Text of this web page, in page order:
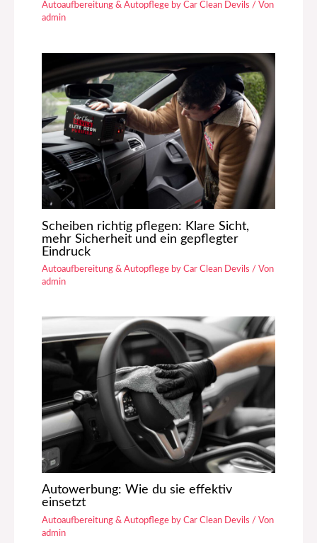
Autoaufbereitung & Autopflege by Car Clean Devils / Von
admin
Scheiben richtig pflegen: Klare Sicht,
mehr Sicherheit und ein gepflegter
Eindruck
Autoaufbereitung & Autopflege by Car Clean Devils / Von
admin
Autowerbung: Wie du sie effektiv
einsetzt
Autoaufbereitung & Autopflege by Car Clean Devils / Von
admin